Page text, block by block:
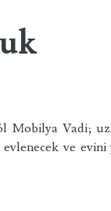
Mobilya Vadi;
evlenecek ve